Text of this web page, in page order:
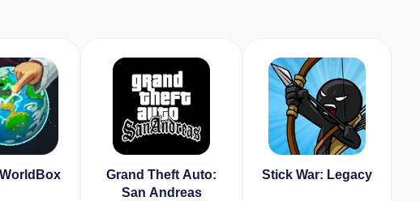
Grand Theft Auto:
San Andreas
Stick War: Legacy